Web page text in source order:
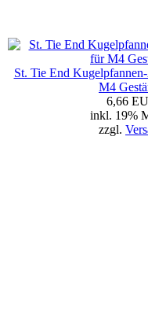
St. Tie End
M4
6,66
inkl. 19%
zzgl.